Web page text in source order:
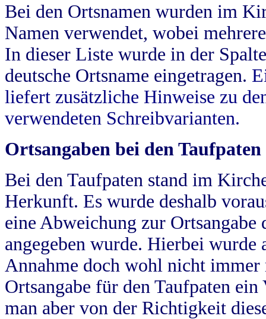
Bei den Ortsnamen wurden im
Namen verwendet, wobei
In dieser Liste wurde in der
deutsche Ortsname eingetragen.
liefert zusätzliche Hinweise zu
verwendeten Schreibvarianten.
Ortsangaben bei den Taufpaten
Bei den Taufpaten stand im
Herkunft. Es wurde deshalb
eine Abweichung zur
angegeben wurde. Hierbei wurde
Annahme doch wohl nicht
Ortsangabe für den Taufpaten
man aber von der Richtigkeit